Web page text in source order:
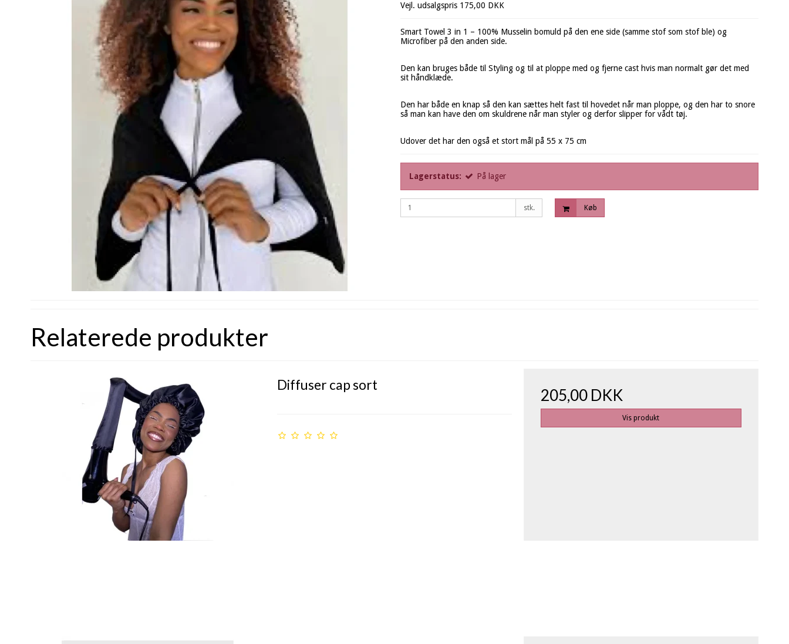
Vejl. udsalgspris 175,00 DKK
Smart Towel 3 in 1 – 100% Musselin bomuld på den ene side (samme stof som stof ble) og
Microfiber på den anden side.
Den kan bruges både til Styling og til at ploppe med og fjerne cast hvis man normalt gør det med
sit håndklæde.
Den har både en knap så den kan sættes helt fast til hovedet når man ploppe, og den har to snore
så man kan have den om skuldrene når man styler og derfor slipper for vådt tøj.
Udover det har den også et stort mål på 55 x 75 cm
Lagerstatus: På lager
stk. Køb
Relaterede produkter
Diffuser cap sort
205,00 DKK
Vis produkt